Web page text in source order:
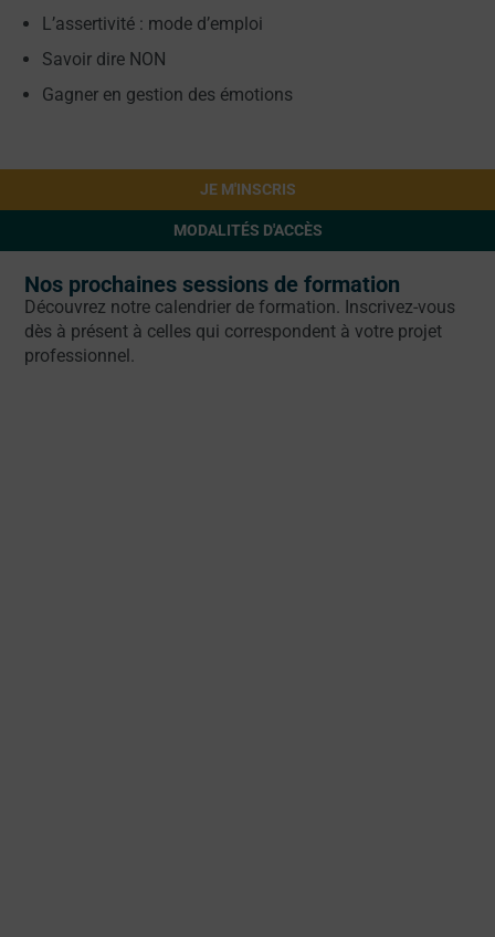
L’assertivité : mode d’emploi
Savoir dire NON
Gagner en gestion des émotions
JE M'INSCRIS
MODALITÉS D'ACCÈS
Nos prochaines sessions de formation
Découvrez notre calendrier de formation. Inscrivez-vous
dès à présent à celles qui correspondent à votre projet
professionnel.